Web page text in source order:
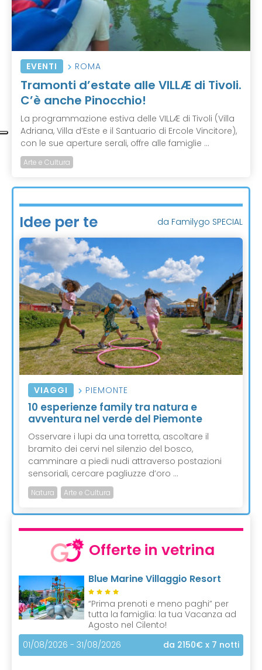
EVENTI ROMA
Tramonti d’estate alle VILLÆ di Tivoli.
C’è anche Pinocchio!
La programmazione estiva delle VILLÆ di Tivoli (Villa
Adriana, Villa d’Este e il Santuario di Ercole Vincitore),
con le sue aperture serali, offre alle famiglie ...
Arte e Cultura
Idee per te da Familygo SPECIAL
VIAGGI PIEMONTE
10 esperienze family tra natura e
avventura nel verde del Piemonte
Osservare i lupi da una torretta, ascoltare il
bramito dei cervi nel silenzio del bosco,
camminare a piedi nudi attraverso postazioni
sensoriali, cercare pagliuzze d’oro ...
Natura Arte e Cultura
Offerte in vetrina
Blue Marine Villaggio Resort
“Prima prenoti e meno paghi” per
tutta la famiglia: la tua Vacanza ad
Agosto nel Cilento!
01/08/2026 - 31/08/2026
da 2150€ x 7 notti